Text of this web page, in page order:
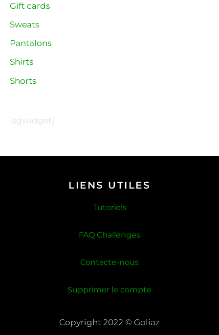
Gift cards
Sweats
Pantalons
Shirts
Shorts
[sgwidget]
LIENS UTILES
Tutoriels
FAQ Challenges
Contacte-nous
Supprimer le compte
Copyright 2022 © Goliaz